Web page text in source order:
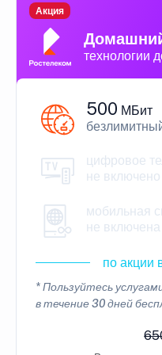
технологии
Акция
500 МБит
цифровое
не
мобильная
не
по акции
* Пользуйтесь
в течение 30 дней